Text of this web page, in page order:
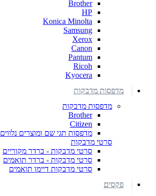
Brother
HP
Konica Minolta
Samsung
Xerox
Canon
Pantum
Ricoh
Kyocera
מדפסות מדבקות
מדפסות מדבקות
Brother
Citizen
מדפסות תגי שם ומוצרים נלווים
סרטי מדבקות
סרטי מדבקות - ברדר מקוריים
סרטי מדבקות - ברדר תואמים
סרטי מדבקות דיימו תואמים
פקסים